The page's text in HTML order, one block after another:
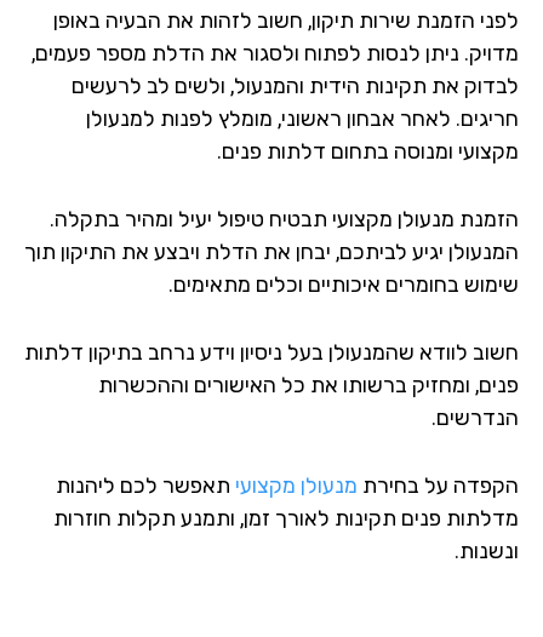
הזמנת שירות תיקון, חשוב לזהות את הבעיה באופן
ניתן לנסות לפתוח ולסגור את הדלת מספר פעמים,
את תקינות הידית והמנעול, ולשים לב לרעשים
לאחר אבחון ראשוני, מומלץ לפנות למנעולן
ומנוסה בתחום דלתות פנים.
מנעולן מקצועי תבטיח טיפול יעיל ומהיר בתקלה.
יגיע לביתכם, יבחן את הדלת ויבצע את התיקון תוך
בחומרים איכותיים וכלים מתאימים.
לוודא שהמנעולן בעל ניסיון וידע נרחב בתיקון דלתות
ומחזיק ברשותו את כל האישורים וההכשרות
על בחירתמנעולן מקצועיתאפשר לכם ליהנות
פנים תקינות לאורך זמן, ותמנע תקלות חוזרות